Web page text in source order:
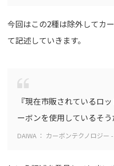
今回はこの2種は除外してカ
て記述していきます。
『現在市販されているロ
ーボンを使用しているそう
DAIWA ： カーボンテクノロジー